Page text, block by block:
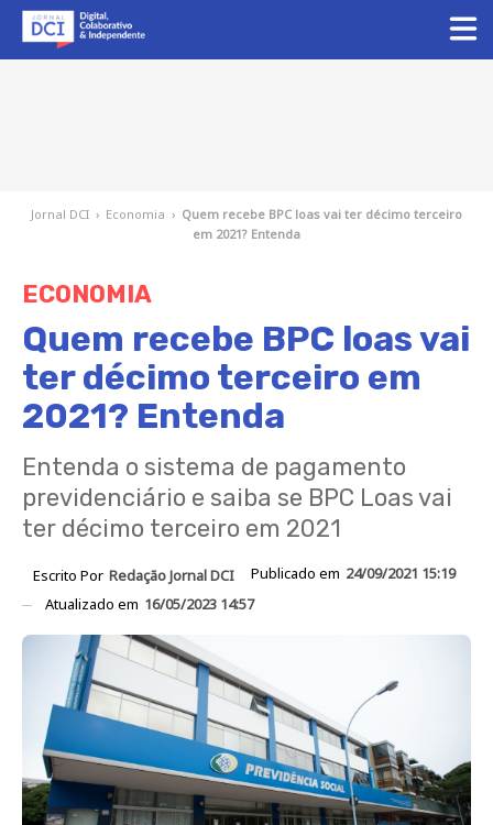
Jornal DCI › Economia › Quem recebe BPC loas vai ter décimo terceiro
em 2021? Entenda
ECONOMIA
Quem recebe BPC loas vai
ter décimo terceiro em
2021? Entenda
Entenda o sistema de pagamento
previdenciário e saiba se BPC Loas vai
ter décimo terceiro em 2021
Escrito Por Redação Jornal DCI Publicado em 24/09/2021 15:19
Atualizado em 16/05/2023 14:57